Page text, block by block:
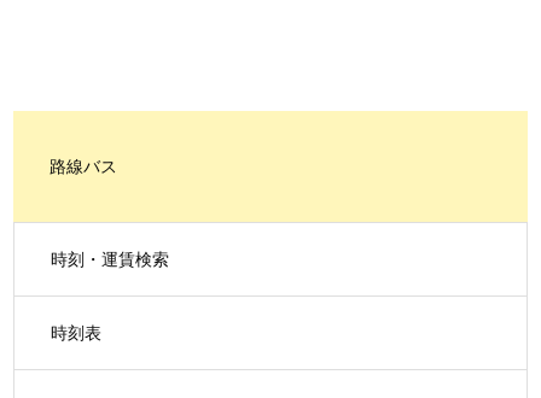
路線バス
時刻・運賃検索
時刻表